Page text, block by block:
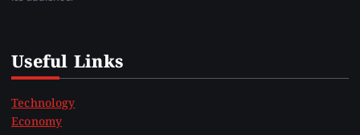
Useful Links
Technology
Economy